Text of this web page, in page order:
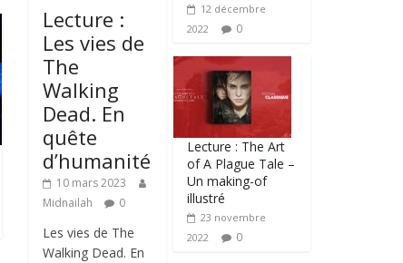
Lecture :
Les vies de
The
Walking
Dead. En
quête
d’humanité
10 mars 2023
Midnailah
0
Les vies de The
Walking Dead. En
12 décembre
2022
0
Lecture : The Art
of A Plague Tale –
Un making-of
illustré
23 novembre
2022
0